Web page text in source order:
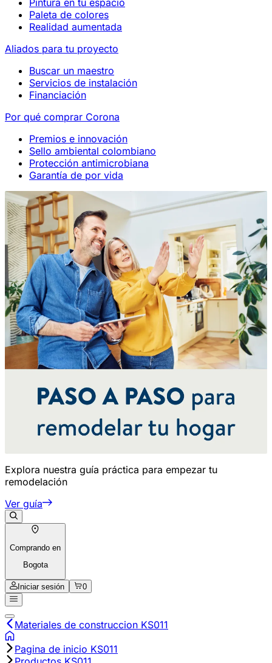
Pintura en tu espacio
Paleta de colores
Realidad aumentada
Aliados para tu proyecto
Buscar un maestro
Servicios de instalación
Financiación
Por qué comprar Corona
Premios e innovación
Sello ambiental colombiano
Protección antimicrobiana
Garantía de por vida
Explora nuestra guía práctica para empezar tu
remodelación
Ver guía
Comprando en
Bogota
Iniciar sesión 0
Materiales de construccion KS011
Pagina de inicio KS011